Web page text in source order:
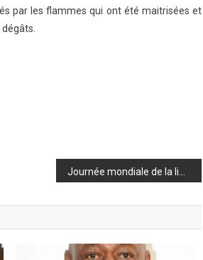
par les flammes qui ont été maitrisées et